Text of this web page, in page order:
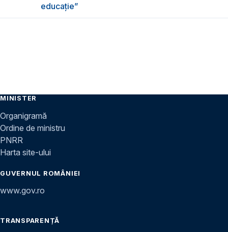
educație”
MINISTER
Organigramă
Ordine de ministru
PNRR
Harta site-ului
GUVERNUL ROMÂNIEI
www.gov.ro
TRANSPARENȚĂ